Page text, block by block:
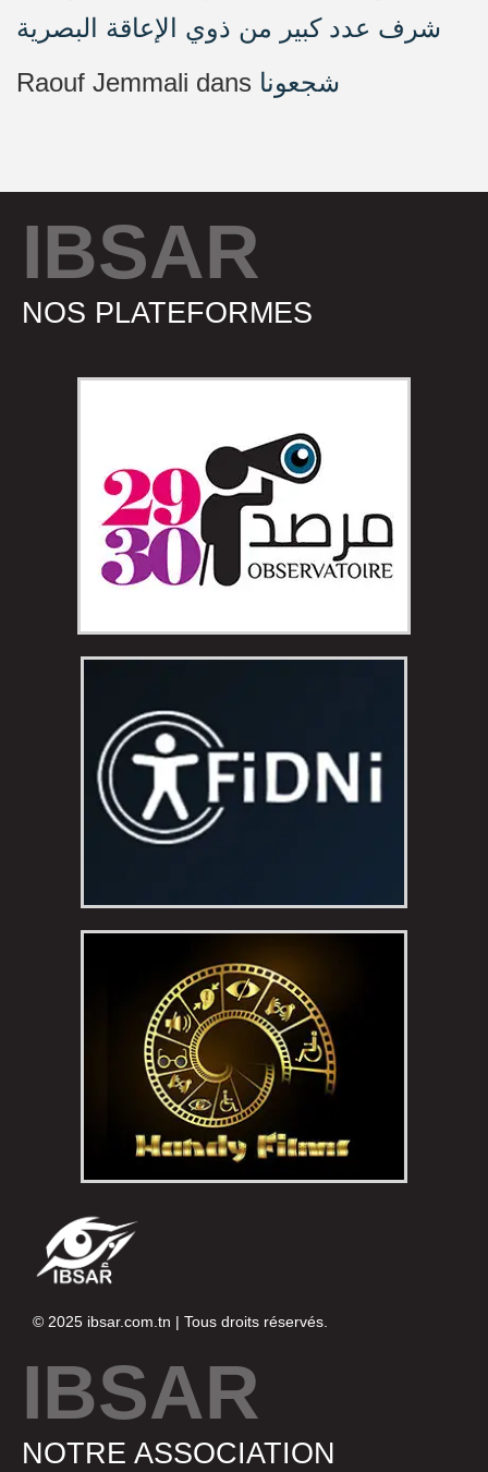
شرف عدد كبير من ذوي الإعاقة البصرية
Raouf Jemmali dans شجعونا
IBSAR
NOS PLATEFORMES
© 2025 ibsar.com.tn | Tous droits réservés.
IBSAR
NOTRE ASSOCIATION